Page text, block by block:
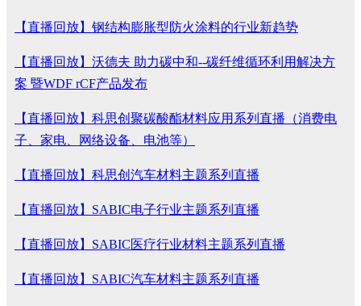
【直播回放】钢结构膨胀型防火涂料的行业新趋势
【直播回放】沃德夫 助力碳中和--碳纤维循环利用解决方
案 暨WDF rCF产品发布
【直播回放】科思创聚碳酸酯材料应用系列直播（消费电
子、家电、网络设备、电池等）
【直播回放】科思创汽车材料主题系列直播
【直播回放】SABIC电子行业主题系列直播
【直播回放】SABIC医疗行业材料主题系列直播
【直播回放】SABIC汽车材料主题系列直播